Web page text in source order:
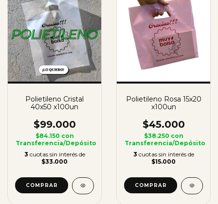
Polietileno Cristal
40x50 x100un
$99.000
$84.150 con
Transferencia/Depósito
3 cuotas sin interés de
$33.000
COMPRAR
Polietileno Rosa 15x20
x100un
$45.000
$38.250 con
Transferencia/Depósito
3 cuotas sin interés de
$15.000
COMPRAR